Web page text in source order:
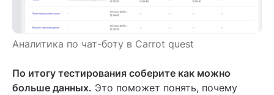
Аналитика по чат-боту в Carrot quest
По итогу тестирования соберите как можно
больше данных. Это поможет понять, почему